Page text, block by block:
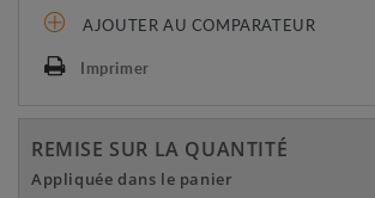
AJOUTER AU COMPARATEUR
Imprimer
REMISE SUR LA QUANTITÉ
Appliquée dans le panier